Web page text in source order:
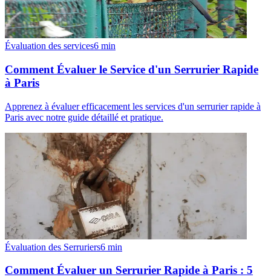
Évaluation des services6 min
Comment Évaluer le Service d'un Serrurier Rapide
à Paris
Apprenez à évaluer efficacement les services d'un serrurier rapide à
Paris avec notre guide détaillé et pratique.
Évaluation des Serruriers6 min
Comment Évaluer un Serrurier Rapide à Paris : 5